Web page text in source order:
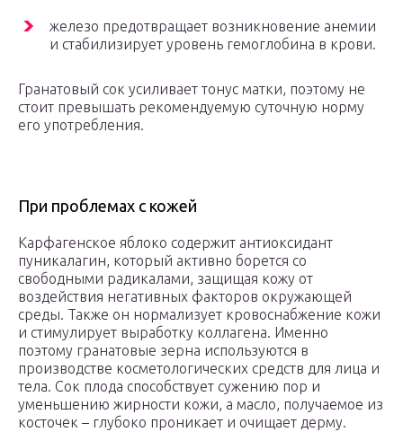
железо предотвращает возникновение анемии
и стабилизирует уровень гемоглобина в крови.
Гранатовый сок усиливает тонус матки, поэтому не
стоит превышать рекомендуемую суточную норму
его употребления.
При проблемах с кожей
Карфагенское яблоко содержит антиоксидант
пуникалагин, который активно борется со
свободными радикалами, защищая кожу от
воздействия негативных факторов окружающей
среды. Также он нормализует кровоснабжение кожи
и стимулирует выработку коллагена. Именно
поэтому гранатовые зерна используются в
производстве косметологических средств для лица и
тела. Сок плода способствует сужению пор и
уменьшению жирности кожи, а масло, получаемое из
косточек – глубоко проникает и очищает дерму.